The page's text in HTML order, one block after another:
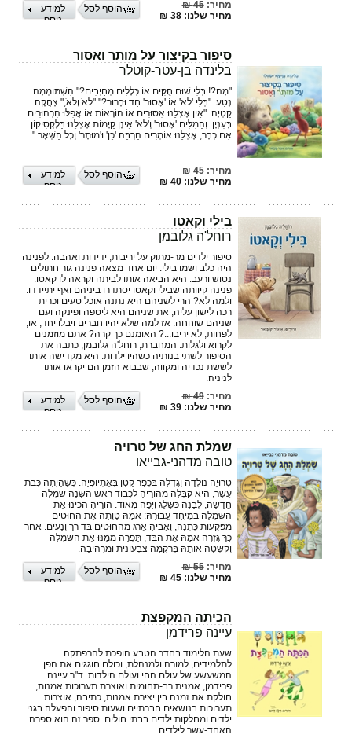
מחיר:45 ₪
מחיר שלנו: 38 ₪
למידע
נוסף
הוסף לסל
סיפור בקיצור על מותר ואסור
בלינדה בן-עטר-קוטלר
"מָה?! בְּלִי שׁוּם חֻקִּים אוֹ כְּלָלִים מְחַיְּבִים?" הִשְׁתּוֹמְמָה
נֶטַע. "בְּלִי 'לאֹ' אוֹ 'אָסוּר' חַד וּבָרוּר?" "לאֹ וָלאֹ," צָחֲקָה
קַטְיָה. "אֵין אֶצְלֵנוּ אִסּוּרִים אוֹ הוֹרָאוֹת אוֹ אֲפִלּוּ הִרְהוּרִים
בָּעִנְיָן. וְהַמִּלִּים 'אָסוּר' וְ'לאֹ' אֵינָן קַיָּמוֹת אֶצְלֵנוּ בַּלֶּקְסִיקוֹן.
אִם כְּבָר, אֶצְלֵנוּ אוֹמְרִים הַרְבֵּה 'כֵּן' וּ'מוּתָר' וְכָל הַשְּׁאָר."
מחיר:45 ₪
מחיר שלנו: 40 ₪
למידע
נוסף
הוסף לסל
בילי וקאטו
רוחל'ה גלובמן
סיפור ילדים מר-מתוק על יריבות, ידידות ואהבה. לפנינה
היה כלב ושמו בילי. יום אחד מצאה פנינה גור חתולים
נטוש ורעב. היא הביאה אותו לביתה וקראה לו קאטו.
פנינה קיוותה שבילי וקאטו יסתדרו ביניהם ואף יתיידדו.
ולמה לא? הרי לשניהם היא נתנה אוכל טעים וכרית
רכה לישון עליה, את שניהם היא ליטפה ופינקה ועם
שניהם שוחחה. אז למה שלא יהיו חברים ויבלו יחד, או,
לפחות, לא יריבו...? האומנם כך קרה? אתם מוזמנים
לקרוא ולגלות. המחברת, רוחל'ה גלובמן, כתבה את
הסיפור לשתי בנותיה כשהיו ילדות. היא מקדישה אותו
לששת נכדיה ומקווה, שבבוא הזמן הם יקראו אותו
לניניה.
מחיר:49 ₪
מחיר שלנו: 39 ₪
למידע
נוסף
הוסף לסל
שמלת החג של טרויה
טובה מדהני-גבייאו
טְרוּיֶה נוֹלְדָה וְגָדְלָה בִּכְפָר קָטָן בְּאֶתְיוֹפְּיָה. כְּשֶׁהָיְתָה כְּבַת
עֶשֶׂר, הִיא קִבְּלָה מֵהוֹרֶיהָ לִכְבוֹד רֹאשׁ הַשָּׁנָה שִׂמְלָה
חֲדָשָׁה, לְבָנָה כַּשֶּׁלֶג וְיָפָה מְאוֹד. הוֹרֶיהָ הֵכִינוּ אֶת
הַשִּׂמְלָהִ במְיֻחָד עֲבוּרָהּ: אִמָּהּ טָוְתָה אֶת הַחוּטִים
מִפַּקְעוֹת כֻּתְנָה, וְאָבִיהָ אָרַג מֵהַחוּטִים בַּד רַךְ וְנָעִים. אַחַר
כָּךְ גָּזְרָה אִמָּהּ אֶת הַבַּד, תָּפְרָה מִמֶּנּוּ אֶת הַשִּׂמְלָה
וְקִשְּׁטָה אוֹתָהּ בְּרִקְמָה צִבְעוֹנִית וּמַרְהִיבָה.
מחיר:55 ₪
מחיר שלנו: 45 ₪
למידע
נוסף
הוסף לסל
הכיתה המקפצת
עיינה פרידמן
שעת הלימוד בחדר הטבע הופכת להרפתקה
לתלמידים, למורה ולמנהלת, וכולם חוגגים את הפן
המשעשע של עולם החי ועולם הילדות. ד"ר עיינה
פרידמן, אמנית רב-תחומית ואוצרת תערוכות אמנות,
חולקת את זמנה בין יצירת אמנות, כתיבה, אוצרות
תערוכות בנושאים חברתיים ושעות סיפור והפעלה בגני
ילדים ומחלקות ילדים בבתי חולים. ספר זה הוא ספרה
האחד-עשר לילדים.